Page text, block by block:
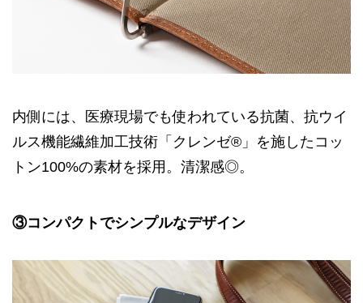
内側には、医療現場でも使われている抗菌、抗ウイ
ルス機能繊維加工技術「クレンゼ®」を施したコッ
トン100%の素材を採用。清潔感◎。
③コンパクトでシンプルなデザイン